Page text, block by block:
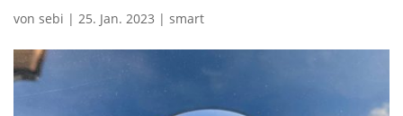
von sebi | 25. Jan. 2023 | smart